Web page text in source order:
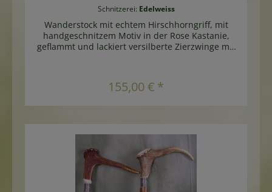
Schnitzerei: Edelweiss
Wanderstock mit echtem Hirschhorngriff, mit
handgeschnitzem Motiv in der Rose Kastanie,
geflammt und lackiert versilberte Zierzwinge mit
155,00 € *